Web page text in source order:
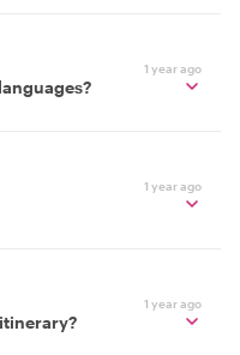
1 year ago
1 year ago
1 year ago